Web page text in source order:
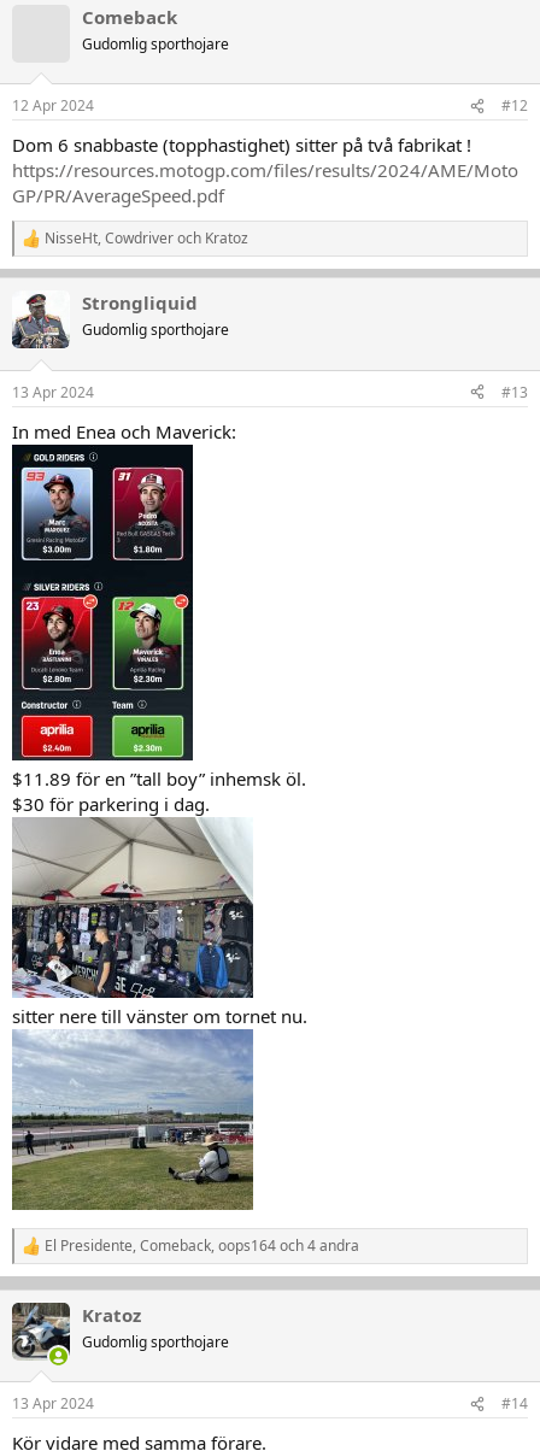
n
e
:
Comeback
Gudomlig sporthojare
12 Apr 2024 #12
Dom 6 snabbaste (topphastighet) sitter på två fabrikat !
https://resources.motogp.com/files/results/2024/AME/Moto
GP/PR/AverageSpeed.pdf
R
e
k
t
i
e
:
NisseHt,Cowdriveroch Kratoz
Strongliquid
Gudomlig sporthojare
13 Apr 2024 #13
In med Enea och Maverick:
$11.89 för en ”tall boy” inhemsk öl.
$30 för parkering i dag.
sitter nere till vänster om tornet nu.
R
e
a
k
t
i
n
e
:
El Presidente,Comeback,oops164och 4 andra
Kratoz
Gudomlig sporthojare
13 Apr 2024 #14
Kör vidare med samma förare.